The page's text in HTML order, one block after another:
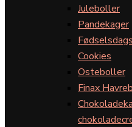
Juleboller
Pandekager
Cookies
Osteboller
Finax